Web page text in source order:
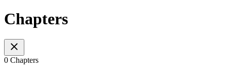
Chapters
0 Chapters